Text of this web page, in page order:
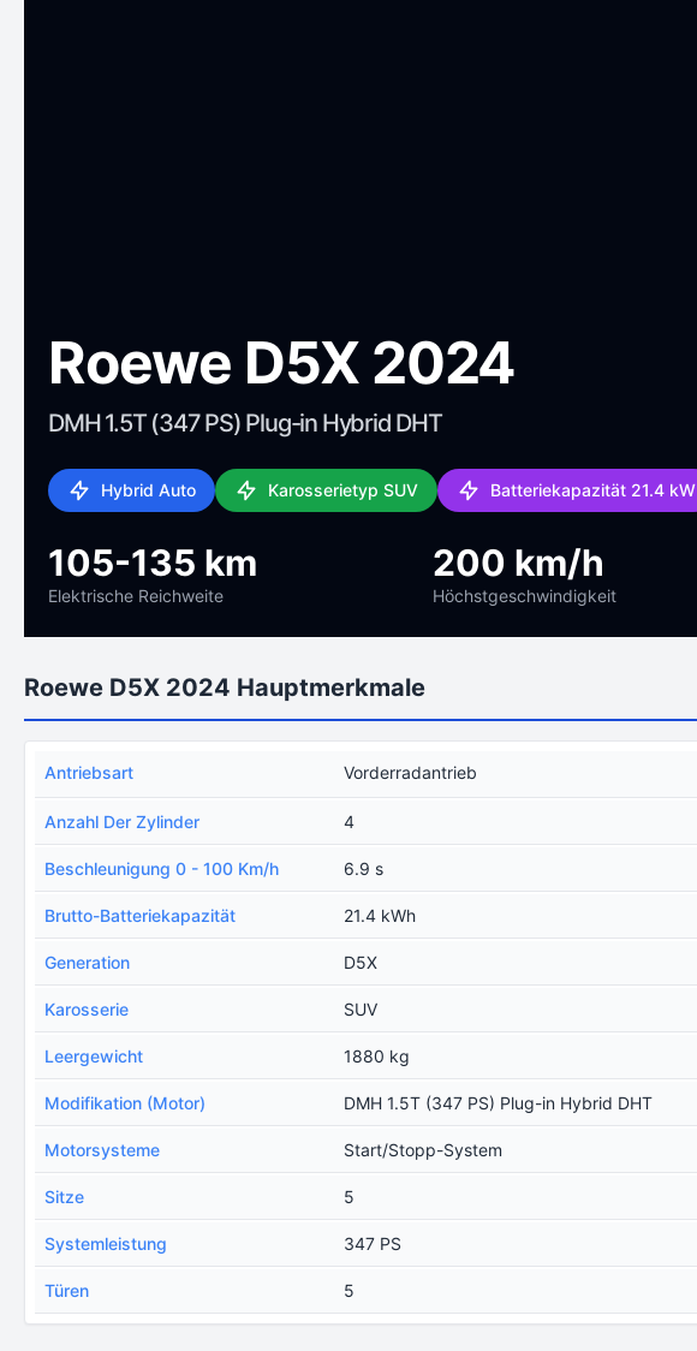
Roewe D5X 2024
DMH 1.5T (347 PS) Plug-in Hybrid DHT
Hybrid Auto Karosserietyp SUV Batteriekapazität 21.4 kW
105-135 km
Elektrische Reichweite
200 km/h
Höchstgeschwindigkeit
Roewe D5X 2024 Hauptmerkmale
Antriebsart Vorderradantrieb
Anzahl Der Zylinder 4
Beschleunigung 0 - 100 Km/h 6.9 s
Brutto-Batteriekapazität 21.4 kWh
Generation D5X
Karosserie SUV
Leergewicht 1880 kg
Modifikation (Motor) DMH 1.5T (347 PS) Plug-in Hybrid DHT
Motorsysteme Start/Stopp-System
Sitze 5
Systemleistung 347 PS
Türen 5